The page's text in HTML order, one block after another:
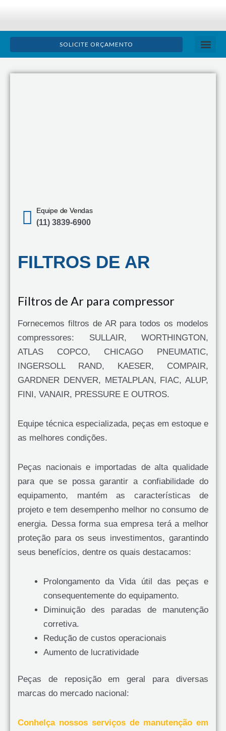
o
SOLICITE ORÇAMENTO
Equipe de Vendas
(11) 3839-6900
FILTROS DE AR
Filtros de Ar para compressor
Fornecemos filtros de AR para todos os modelos
compressores: SULLAIR, WORTHINGTON,
ATLAS COPCO, CHICAGO PNEUMATIC,
INGERSOLL RAND, KAESER, COMPAIR,
GARDNER DENVER, METALPLAN, FIAC, ALUP,
FINI, VANAIR, PRESSURE E OUTROS.
Equipe técnica especializada, peças em estoque e
as melhores condições.
Peças nacionais e importadas de alta qualidade
para que se possa garantir a confiabilidade do
equipamento, mantém as características de
projeto e tem desempenho melhor no consumo de
energia. Dessa forma sua empresa terá a melhor
proteção para os seus investimentos, garantindo
seus benefícios, dentre os quais destacamos:
Prolongamento da Vida útil das peças e
consequentemente do equipamento.
Diminuição des paradas de manutenção
corretiva.
Redução de custos operacionais
Aumento de lucratividade
Peças de reposição em geral para diversas
marcas do mercado nacional:
Conhelça nossos serviços de manutenção em